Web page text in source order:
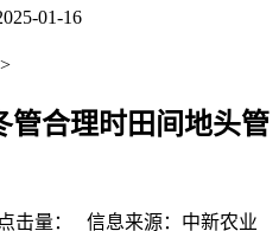
01-16
>
管合理时田间地头管
击量： 信息来源：中新农业